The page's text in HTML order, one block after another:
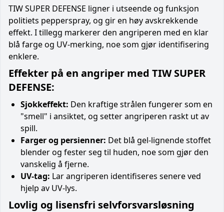
TIW SUPER DEFENSE ligner i utseende og funksjon
politiets pepperspray, og gir en høy avskrekkende
effekt. I tillegg markerer den angriperen med en klar
blå farge og UV-merking, noe som gjør identifisering
enklere.
Effekter på en angriper med TIW SUPER
DEFENSE:
Sjokkeffekt: Den kraftige strålen fungerer som en
"smell" i ansiktet, og setter angriperen raskt ut av
spill.
Farger og persienner: Det blå gel-lignende stoffet
blender og fester seg til huden, noe som gjør den
vanskelig å fjerne.
UV-tag: Lar angriperen identifiseres senere ved
hjelp av UV-lys.
Lovlig og lisensfri selvforsvarsløsning